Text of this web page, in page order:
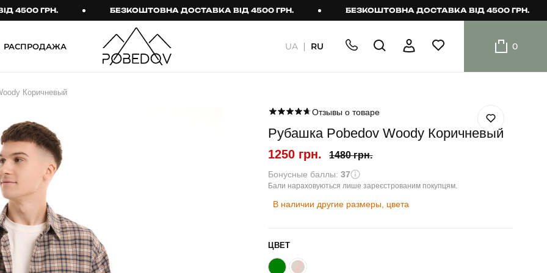
ГРН. БЕЗКОШТОВНА ДОСТАВКА ВІД 4500 ГРН. БЕЗКОШТОВНА ДОСТАВКА ВІД 4500 ГРН.
Брюки
Джогери
Карго
Спортивні штани
Лосины
Джинсы
КОМПЛЕКТИ
Куртка й штани
шорти
Шорти
РАСПРОДАЖА UA RU 0
Коричневый
Отзывы о товаре
Рубашка Pobedov Woody Коричневый
1250 грн. 1480 грн.
Бонусные баллы:37
Бали нараховуються лише зареєстрованим покупцям.
В наличии другие размеры, цвета
ЦВЕТ